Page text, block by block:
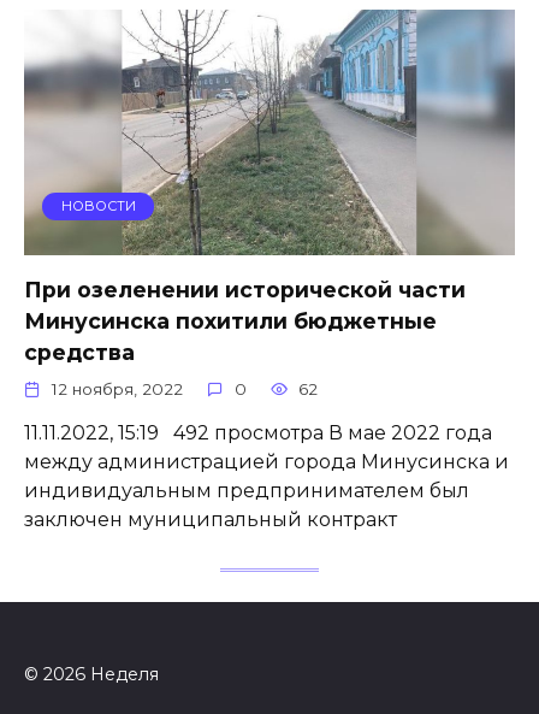
НОВОСТИ
При озеленении исторической части
Минусинска похитили бюджетные
средства
12 ноября, 2022 0 62
11.11.2022, 15:19 492 просмотра В мае 2022 года
между администрацией города Минусинска и
индивидуальным предпринимателем был
заключен муниципальный контракт
© 2026 Неделя